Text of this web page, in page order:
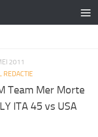
2011
REDACTIE
Team Mer Morte
ITA 45 vs USA